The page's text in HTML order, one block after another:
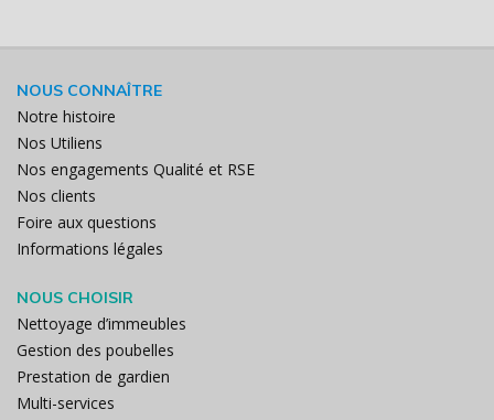
NOUS CONNAÎTRE
Notre histoire
Nos Utiliens
Nos engagements Qualité et RSE
Nos clients
Foire aux questions
Informations légales
NOUS CHOISIR
Nettoyage d’immeubles
Gestion des poubelles
Prestation de gardien
Multi-services